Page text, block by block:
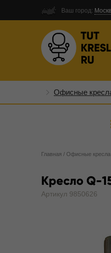
Ваш город:
Офисные
Главная / Офисные кресла
Кресло Q-
Артикул 9850626